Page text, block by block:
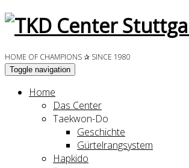
HOME OF CHAMPIONS ✰ SINCE 1980
Toggle navigation
Home
Das Center
Taekwon-Do
Geschichte
Gürtelrangsystem
Hapkido